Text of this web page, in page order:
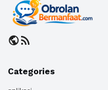
publicrss_feed
Categories